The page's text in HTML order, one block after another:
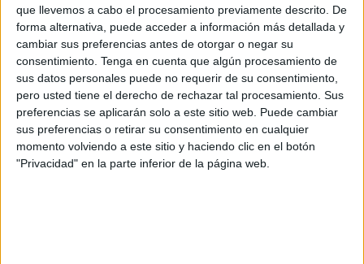
que llevemos a cabo el procesamiento previamente descrito. De
forma alternativa, puede acceder a información más detallada y
cambiar sus preferencias antes de otorgar o negar su
consentimiento. Tenga en cuenta que algún procesamiento de
sus datos personales puede no requerir de su consentimiento,
pero usted tiene el derecho de rechazar tal procesamiento. Sus
preferencias se aplicarán solo a este sitio web. Puede cambiar
sus preferencias o retirar su consentimiento en cualquier
momento volviendo a este sitio y haciendo clic en el botón
"Privacidad" en la parte inferior de la página web.
Ha sido arrestado un ciudadano español de 49 años por
su implicación en el pase de 501 kilos detabaco para
fumar en cachimba .
Las medidas de control e inspección a las que fue
sometido el vehículo del sospechoso, inmediatamente
después de su llegada al puesto fronterizo de Bab Sebta,
permitieron la aprehensión del cargamento de